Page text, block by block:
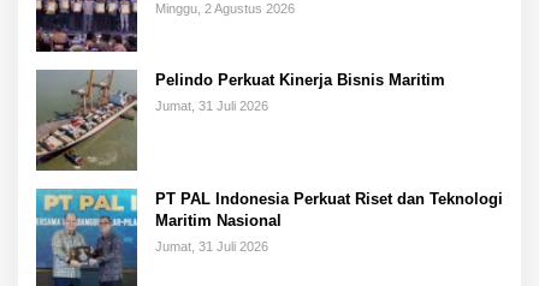
Minggu, 2 Agustus 2026
Pelindo Perkuat Kinerja Bisnis Maritim
Jumat, 31 Juli 2026
PT PAL Indonesia Perkuat Riset dan Teknologi
Maritim Nasional
Jumat, 31 Juli 2026